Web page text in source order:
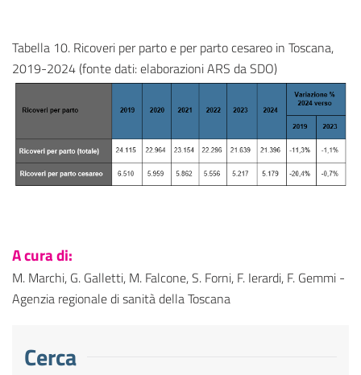
Tabella 10. Ricoveri per parto e per parto cesareo in Toscana,
2019-2024 (fonte dati: elaborazioni ARS da SDO)
A cura di:
M. Marchi, G. Galletti, M. Falcone, S. Forni, F. Ierardi, F. Gemmi -
Agenzia regionale di sanità della Toscana
Cerca